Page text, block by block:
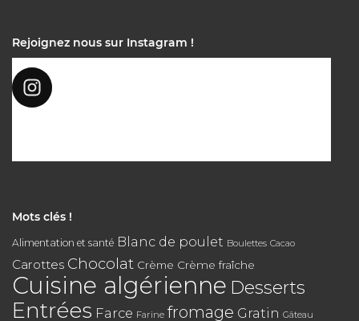
Rejoignez nous sur Instagram !
Mots clés !
Alimentation et santé Blanc de poulet Boulettes Cacao
Carottes Chocolat Crème Crème fraîche
Cuisine algérienne Desserts
Entrées Farce Farine fromage Gratin Gâteau